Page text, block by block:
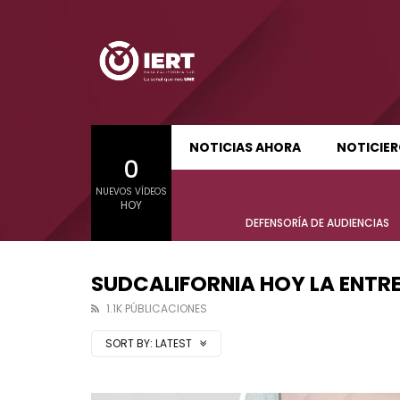
0
NUEVOS VÍDEOS
HOY
NOTICIAS AHORA
SUDCALIFORNIA HOY EDICIÓN MATUTINA
Sudcalifornia Hoy edición matutina
DEFENSORÍA DE AUDIENCIAS
01:21:47
Sudcalifornia Hoy edición matutina
SUDCALIFORNIA HOY LA
1.1K PÚBLICACIONES
SORT BY: LATEST